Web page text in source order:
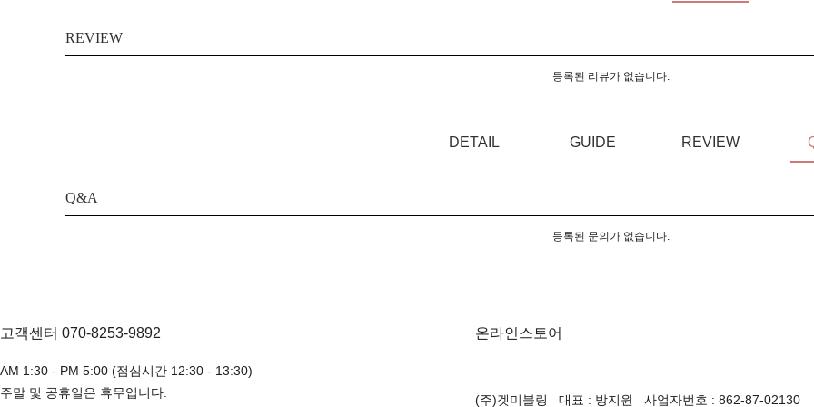
REVIEW
등록된 리뷰가 없습니다.
DETAIL GUIDE REVIEW
Q&A
등록된 문의가 없습니다.
고객센터 070-8253-9892
AM 1:30 - PM 5:00 (점심시간 12:30 - 13:30)
주말 및 공휴일은 휴무입니다.
온라인스토어
(주)겟미블링 대표 : 방지원 사업자번호 : 862-87-02130